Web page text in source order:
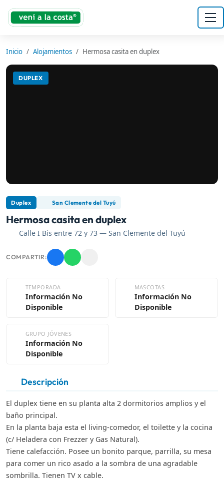
Inicio Alojamientos Hermosa casita en duplex
DUPLEX
Duplex San Clemente del Tuyú
Hermosa casita en duplex
Calle I Bis entre 72 y 73 — San Clemente del Tuyú
COMPARTIR:
TEMPORADA
Información No
Disponible
MASCOTAS
Información No
Disponible
GRUPO JÓVENES
Información No
Disponible
Descripción
El duplex tiene en su planta alta 2 dormitorios amplios y el
baño principal.
En la planta baja esta el living-comedor, el toilette y la cocina
(c/ Heladera con Frezzer y Gas Natural).
Tiene calefacción. Posee un bonito parque, parrilla, su mesa
para comer un rico asado a la sombra de una agradable
sombrilla. Tienen TV x cable.